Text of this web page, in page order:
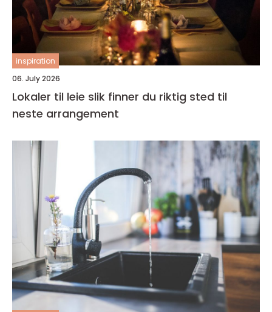
inspiration
06. July 2026
Lokaler til leie slik finner du riktig sted til
neste arrangement